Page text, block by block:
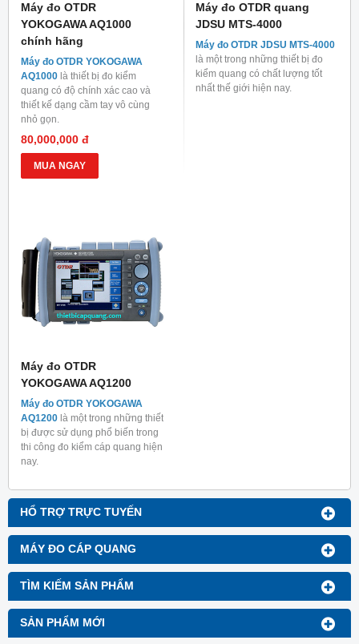
HỔ TRỢ TRỰC TUYẾN
MÁY ĐO CÁP QUANG
TÌM KIẾM SẢN PHẨM
SẢN PHẨM MỚI
Máy đo OTDR
YOKOGAWA AQ1000
chính hãng
Máy đo OTDR YOKOGAWA
AQ1000 là thiết bị đo kiểm
quang có độ chính xác cao và
thiết kế dạng cầm tay vô cùng
nhỏ gọn.
80,000,000 đ
MUA NGAY
Máy đo OTDR quang
JDSU MTS-4000
Máy đo OTDR JDSU MTS-4000
là một trong những thiết bị đo
kiểm quang có chất lượng tốt
nhất thế giới hiện nay.
Máy đo OTDR
YOKOGAWA AQ1200
Máy đo OTDR YOKOGAWA
AQ1200 là một trong những thiết
bị được sử dụng phổ biến trong
thi công đo kiểm cáp quang hiện
nay.